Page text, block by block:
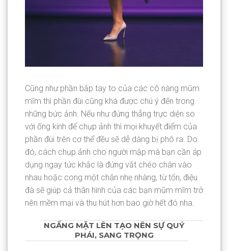
Cũng như phần bắp tay to của các cô nàng mũm
mĩm thì phần đùi cũng khá được chú ý đến trong
những bức ảnh. Nếu như đứng thẳng trực diện so
với ống kính để chụp ảnh thì mọi khuyết điểm của
phần đùi trên cơ thể đều sẽ dễ dàng bị phô ra. Do
đó, cách chụp ảnh cho người mập mà bạn cần áp
dụng ngay tức khắc là đứng vắt chéo chân vào
nhau hoặc cong một chân nhẹ nhàng, từ tốn, điệu
đà sẽ giúp cả thân hình của các bạn mũm mĩm trở
nên mềm mại và thu hút hơn bao giờ hết đó nha.
NGẨNG MẶT LÊN TẠO NÊN SỰ QUÝ
PHÁI, SANG TRỌNG